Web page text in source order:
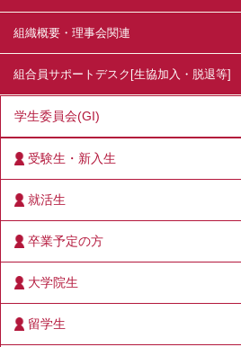
組織概要・理事会関連
組合員サポートデスク[生協加入・脱退等]
学生委員会(GI)
受験生・新入生
就活生
卒業予定の方
大学院生
留学生